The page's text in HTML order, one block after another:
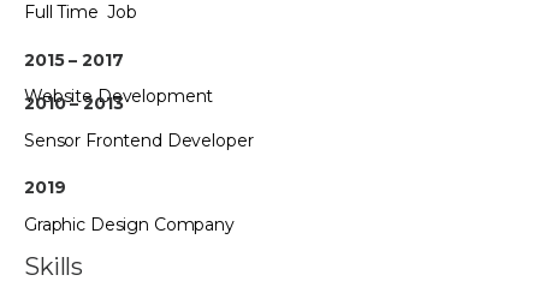
Full Time Job
2015 – 2017
Website Development
2010 – 2013
Sensor Frontend Developer
2019
Graphic Design Company
Skills